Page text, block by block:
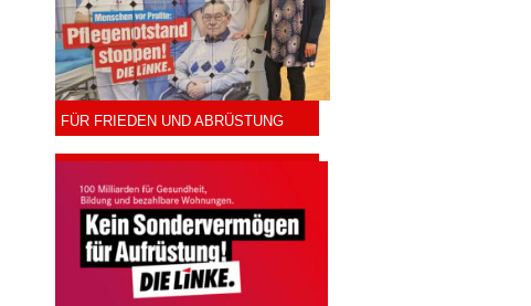
FÜR FRIEDEN UND ABRÜSTUNG